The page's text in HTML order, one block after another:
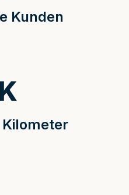
Kunden
K